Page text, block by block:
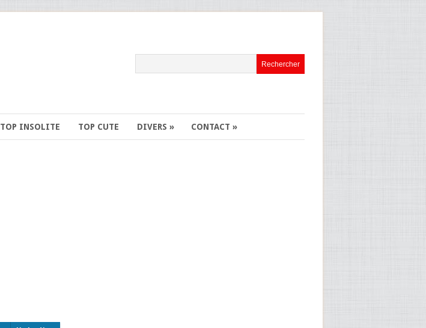
TOP INSOLITE TOP CUTE DIVERS » CONTACT »